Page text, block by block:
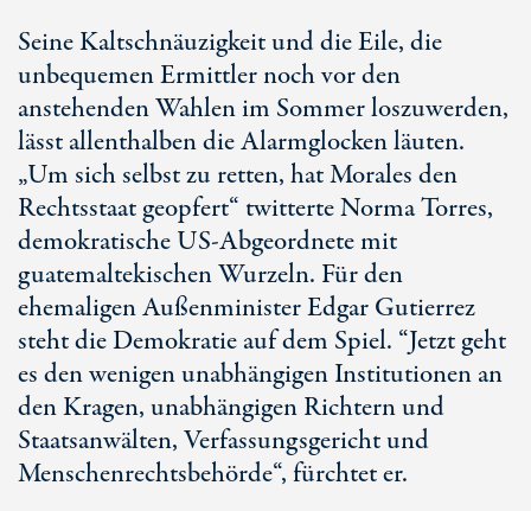
Seine Kaltschnäuzigkeit und die Eile, die
unbequemen Ermittler noch vor den
anstehenden Wahlen im Sommer loszuwerden,
lässt allenthalben die Alarmglocken läuten.
„Um sich selbst zu retten, hat Morales den
Rechtsstaat geopfert“ twitterte Norma Torres,
demokratische US-Abgeordnete mit
guatemaltekischen Wurzeln. Für den
ehemaligen Außenminister Edgar Gutierrez
steht die Demokratie auf dem Spiel. “Jetzt geht
es den wenigen unabhängigen Institutionen an
den Kragen, unabhängigen Richtern und
Staatsanwälten, Verfassungsgericht und
Menschenrechtsbehörde“, fürchtet er.